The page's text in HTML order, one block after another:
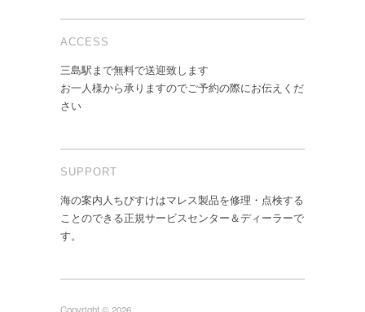
ACCESS
三島駅まで無料で送迎致します
お一人様から承りますのでご予約の際にお伝えくだ
さい
SUPPORT
海の案内人ちびすけはマレス製品を修理・点検する
ことのできる正規サービスセンター＆ディーラーで
す。